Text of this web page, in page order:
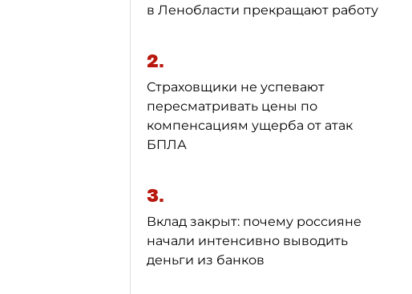
в Ленобласти прекращают работу
2.
Страховщики не успевают
пересматривать цены по
компенсациям ущерба от атак
БПЛА
3.
Вклад закрыт: почему россияне
начали интенсивно выводить
деньги из банков